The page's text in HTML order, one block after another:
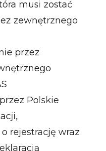
musi zostać
zewnętrznego
przez
Polskie
rejestrację wraz